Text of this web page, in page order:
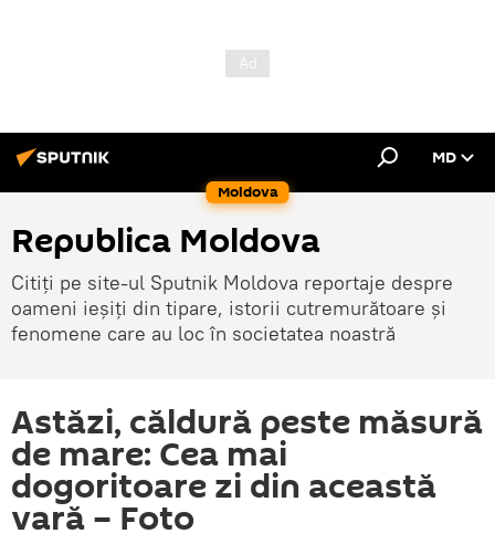
Moldova
MD
Republica Moldova
Citiți pe site-ul Sputnik Moldova reportaje despre
oameni ieșiți din tipare, istorii cutremurătoare și
fenomene care au loc în societatea noastră
Astăzi, căldură peste măsură
de mare: Cea mai
dogoritoare zi din această
vară – Foto